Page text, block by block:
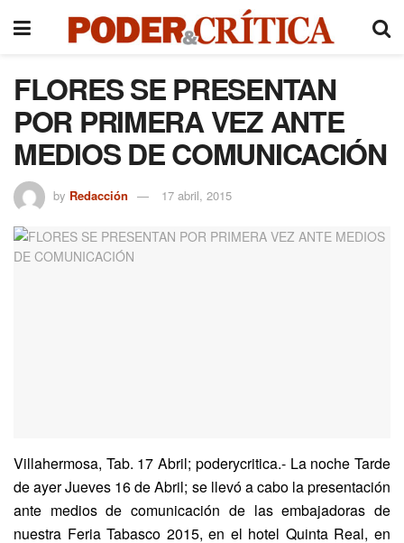
FLORES SE PRESENTAN
POR PRIMERA VEZ ANTE
MEDIOS DE COMUNICACIÓN
by Redacción 17 abril, 2015
Villahermosa, Tab. 17 Abril; poderycritica.- La noche Tarde
de ayer Jueves 16 de Abril; se llevó a cabo la presentación
ante medios de comunicación de las embajadoras de
nuestra Feria Tabasco 2015, en el hotel Quinta Real, en